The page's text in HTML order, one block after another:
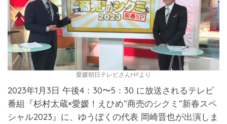
愛媛朝日テレビさんHPより
2023年1月3日 午後4：30〜5：30 に放送されるテレビ
番組『杉村太蔵×愛媛！えひめ”商売のシクミ”新春スペ
シャル2023』に、ゆうぼくの代表 岡崎晋也が出演しま